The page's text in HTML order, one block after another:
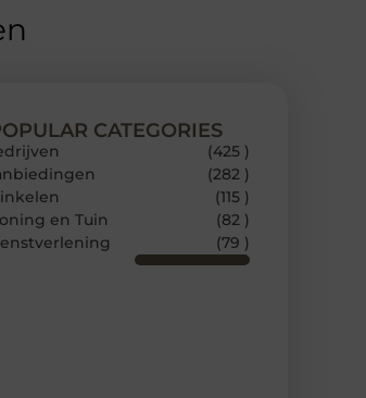
CATEGORIES
(425 )
(282 )
(115 )
en Tuin
(82 )
(79 )